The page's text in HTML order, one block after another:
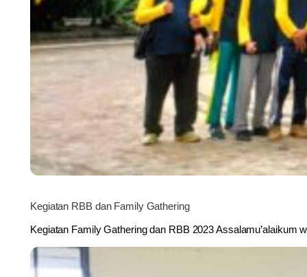
Kegiatan RBB dan Family Gathering
Kegiatan Family Gathering dan RBB 2023 Assalamu’alaikum